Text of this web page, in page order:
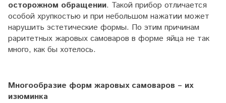
осторожном обращении. Такой прибор отличается
особой хрупкостью и при небольшом нажатии может
нарушить эстетические формы. По этим причинам
раритетных жаровых самоваров в форме яйца не так
много, как бы хотелось.
Многообразие форм жаровых самоваров – их
изюминка